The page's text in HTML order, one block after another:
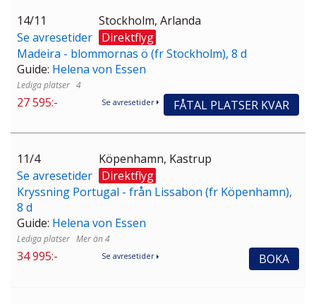
14/11
Se avresetider
Stockholm, Arlanda
Direktflyg
Madeira - blommornas ö (fr Stockholm), 8 d
Guide: Helena von Essen
4
27 595:- FÅTAL PLATSER KVAR
Se avresetider
11/4
Se avresetider
Köpenhamn, Kastrup
Direktflyg
Kryssning Portugal - från Lissabon (fr Köpenhamn),
8 d
Guide: Helena von Essen
Mer än 4
34 995:- BOKA
Se avresetider